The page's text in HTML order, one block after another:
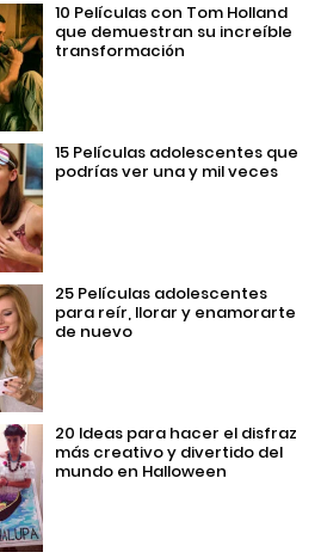
10 Películas con Tom Holland
que demuestran su increíble
transformación
15 Películas adolescentes que
podrías ver una y mil veces
25 Películas adolescentes
para reír, llorar y enamorarte
de nuevo
20 Ideas para hacer el disfraz
más creativo y divertido del
mundo en Halloween